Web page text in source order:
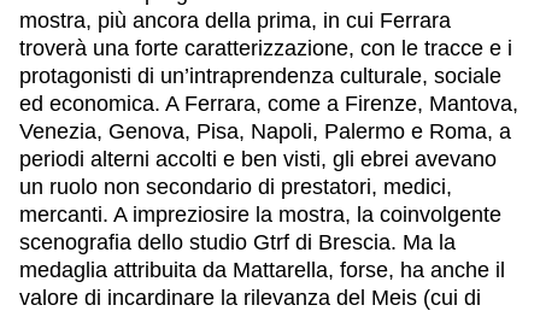
mostra, più ancora della prima, in cui Ferrara
troverà una forte caratterizzazione, con le tracce e i
protagonisti di un’intraprendenza culturale, sociale
ed economica. A Ferrara, come a Firenze, Mantova,
Venezia, Genova, Pisa, Napoli, Palermo e Roma, a
periodi alterni accolti e ben visti, gli ebrei avevano
un ruolo non secondario di prestatori, medici,
mercanti. A impreziosire la mostra, la coinvolgente
scenografia dello studio Gtrf di Brescia. Ma la
medaglia attribuita da Mattarella, forse, ha anche il
valore di incardinare la rilevanza del Meis (cui di